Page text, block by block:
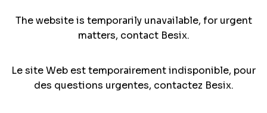
The website is temporarily unavailable, for urgent
matters, contact Besix.
Le site Web est temporairement indisponible, pour
des questions urgentes, contactez Besix.